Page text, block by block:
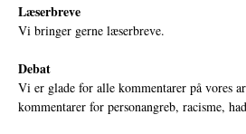
Læserbreve
Vi bringer gerne læserbreve.
Debat
Vi er glade for alle kommentarer på vores
kommentarer for personangreb, racisme,